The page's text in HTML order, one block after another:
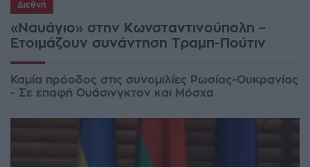
Διεθνή
«Ναυάγιο» στην Κωνσταντινούπολη –
Ετοιμάζουν συνάντηση Τραμπ-Πούτιν
Καμία πρόοδος στις συνομιλίες Ρωσίας-Ουκρανίας
- Σε επαφή Ουάσινγκτον και Μόσχα